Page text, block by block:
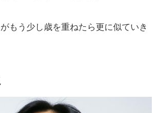
もう少し歳を重ねたら更に似ていき